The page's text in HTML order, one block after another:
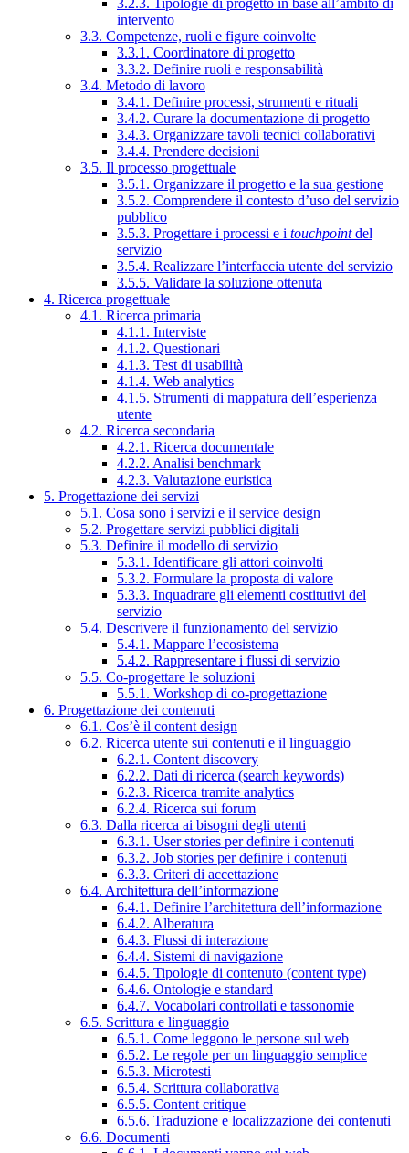
3.2.3. Tipologie di progetto in base all’ambito di
intervento
3.3. Competenze, ruoli e figure coinvolte
3.3.1. Coordinatore di progetto
3.3.2. Definire ruoli e responsabilità
3.4. Metodo di lavoro
3.4.1. Definire processi, strumenti e rituali
3.4.2. Curare la documentazione di progetto
3.4.3. Organizzare tavoli tecnici collaborativi
3.4.4. Prendere decisioni
3.5. Il processo progettuale
3.5.1. Organizzare il progetto e la sua gestione
3.5.2. Comprendere il contesto d’uso del servizio
pubblico
3.5.3. Progettare i processi e i touchpointdel
servizio
3.5.4. Realizzare l’interfaccia utente del servizio
3.5.5. Validare la soluzione ottenuta
4. Ricerca progettuale
4.1. Ricerca primaria
4.1.1. Interviste
4.1.2. Questionari
4.1.3. Test di usabilità
4.1.4. Web analytics
4.1.5. Strumenti di mappatura dell’esperienza
utente
4.2. Ricerca secondaria
4.2.1. Ricerca documentale
4.2.2. Analisi benchmark
4.2.3. Valutazione euristica
5. Progettazione dei servizi
5.1. Cosa sono i servizi e il service design
5.2. Progettare servizi pubblici digitali
5.3. Definire il modello di servizio
5.3.1. Identificare gli attori coinvolti
5.3.2. Formulare la proposta di valore
5.3.3. Inquadrare gli elementi costitutivi del
servizio
5.4. Descrivere il funzionamento del servizio
5.4.1. Mappare l’ecosistema
5.4.2. Rappresentare i flussi di servizio
5.5. Co-progettare le soluzioni
5.5.1. Workshop di co-progettazione
6. Progettazione dei contenuti
6.1. Cos’è il content design
6.2. Ricerca utente sui contenuti e il linguaggio
6.2.1. Content discovery
6.2.2. Dati di ricerca (search keywords)
6.2.3. Ricerca tramite analytics
6.2.4. Ricerca sui forum
6.3. Dalla ricerca ai bisogni degli utenti
6.3.1. User stories per definire i contenuti
6.3.2. Job stories per definire i contenuti
6.3.3. Criteri di accettazione
6.4. Architettura dell’informazione
6.4.1. Definire l’architettura dell’informazione
6.4.2. Alberatura
6.4.3. Flussi di interazione
6.4.4. Sistemi di navigazione
6.4.5. Tipologie di contenuto (content type)
6.4.6. Ontologie e standard
6.4.7. Vocabolari controllati e tassonomie
6.5. Scrittura e linguaggio
6.5.1. Come leggono le persone sul web
6.5.2. Le regole per un linguaggio semplice
6.5.3. Microtesti
6.5.4. Scrittura collaborativa
6.5.5. Content critique
6.5.6. Traduzione e localizzazione dei contenuti
6.6. Documenti